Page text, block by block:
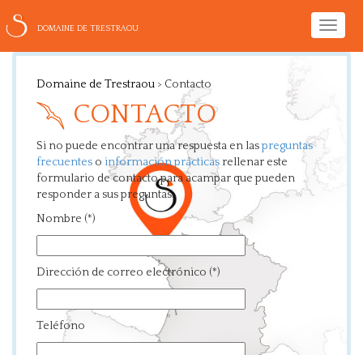
Toggle
DOMAINE DE TRESTRAOU
Domaine de Trestraou > Contacto
CONTACTO
Si no puede encontrar una respuesta en laspreguntas
frecuentes o información prácticas rellenar este
formulario de contacto para acampar que pueden
responder a sus preguntas.
Nombre (*)
Dirección de correo electrónico (*)
Teléfono